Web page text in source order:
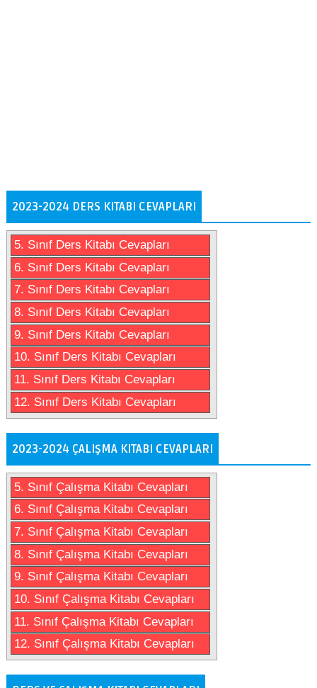
2023-2024 DERS KITABI CEVAPLARI
5. Sınıf Ders Kitabı Cevapları
6. Sınıf Ders Kitabı Cevapları
7. Sınıf Ders Kitabı Cevapları
8. Sınıf Ders Kitabı Cevapları
9. Sınıf Ders Kitabı Cevapları
10. Sınıf Ders Kitabı Cevapları
11. Sınıf Ders Kitabı Cevapları
12. Sınıf Ders Kitabı Cevapları
2023-2024 ÇALIŞMA KITABI CEVAPLARI
5. Sınıf Çalışma Kitabı Cevapları
6. Sınıf Çalışma Kitabı Cevapları
7. Sınıf Çalışma Kitabı Cevapları
8. Sınıf Çalışma Kitabı Cevapları
9. Sınıf Çalışma Kitabı Cevapları
10. Sınıf Çalışma Kitabı Cevapları
11. Sınıf Çalışma Kitabı Cevapları
12. Sınıf Çalışma Kitabı Cevapları